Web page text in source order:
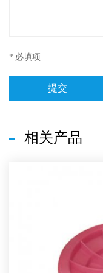
* 必填项
提交
相关产品